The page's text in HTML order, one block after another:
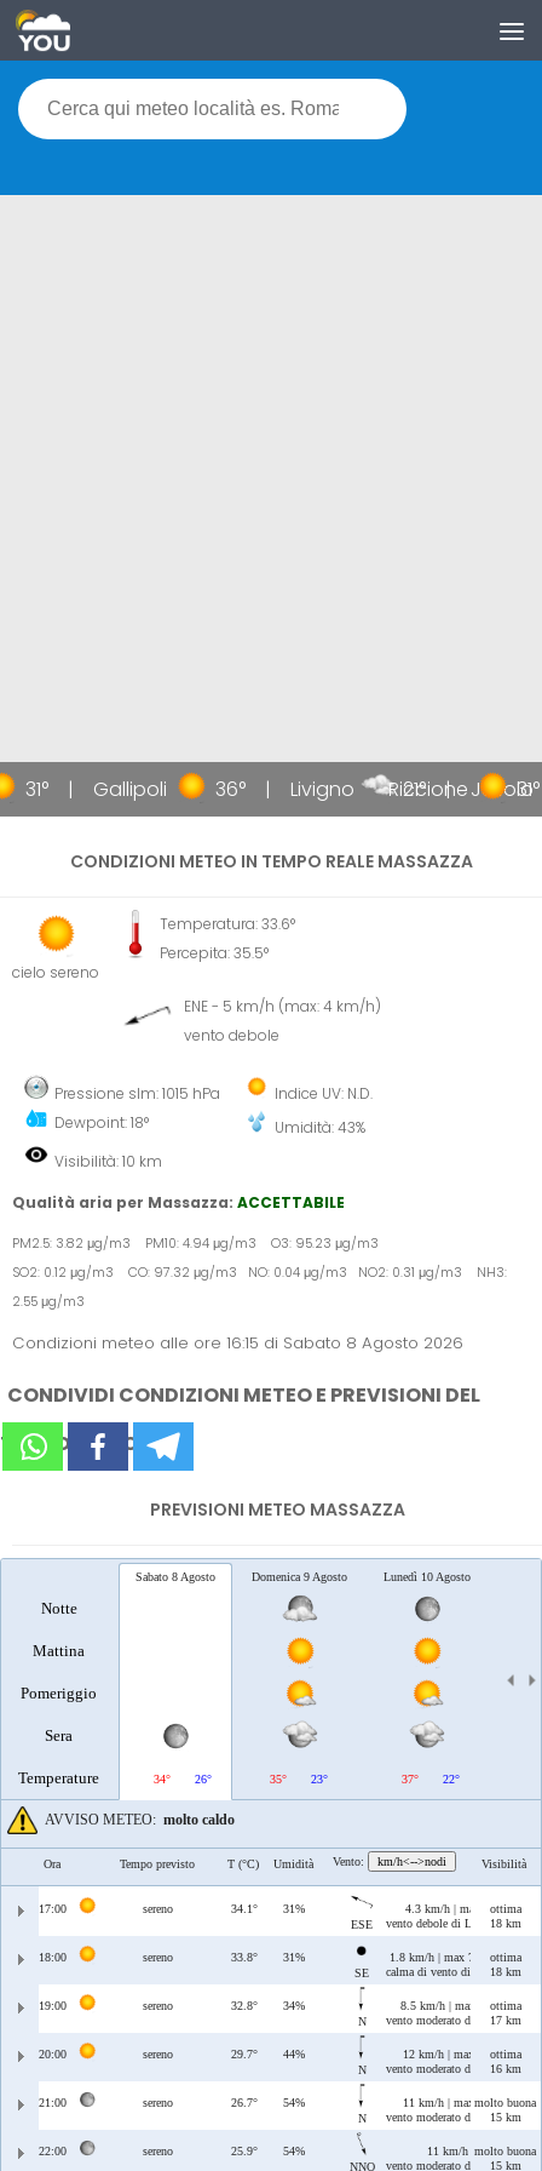
31° Gallipoli 36° Livigno 21° Jesolo
Riccione 31°
CONDIZIONI METEO IN TEMPO REALE MASSAZZA
cielo sereno
Temperatura: 33.6°
Percepita: 35.5°
ENE - 5 km/h (max: 4 km/h)
vento debole
Pressione slm: 1015 hPa
Dewpoint: 18°
Indice UV: N.D.
Umidità: 43%
Visibilità: 10 km
Qualità aria per Massazza: ACCETTABILE
PM2.5: 3.82 μg/m3 PM10: 4.94 μg/m3 O3: 95.23 μg/m3
SO2: 0.12 μg/m3 CO: 97.32 μg/m3 NO: 0.04 μg/m3 NO2: 0.31 μg/m3 NH3:
2.55 μg/m3
Condizioni meteo alle ore 16:15 di Sabato 8 Agosto 2026
CONDIVIDI CONDIZIONI METEO E PREVISIONI DEL
TEMPO SUI SOCIAL
PREVISIONI METEO MASSAZZA
Notte
Mattina
Pomeriggio
Sera
Temperature
Sabato 8 Agosto
34° 26°
Domenica 9 Agosto
35° 23°
Lunedì 10 Agosto
37° 22°
AVVISO METEO: molto caldo
Ora Tempo previsto T (°C) Umidità Vento: km/h<-->nodi Visibilità
17:00 sereno 34.1°
31%
ESE
4.3 km/h | max 6.1 km/h
vento debole di Levante/
ottima
18 km
18:00 sereno 33.8°
31%
SE
1.8 km/h | max 7.6 km/h
calma di vento di Scirocco
ottima
18 km
19:00 sereno 32.8°
34%
N
8.5 km/h | max 10 km/h
vento moderato di Tramontana
ottima
17 km
20:00 sereno 29.7°
44%
N
12 km/h | max 21 km/h
vento moderato di Tramontana
ottima
16 km
21:00 sereno 26.7°
54%
N
11 km/h | max 23 km/h
vento moderato di Tramontana
molto buona
15 km
22:00 sereno 25.9°
54%
NNO
11 km/h | max 22 km/
vento moderato di Maestrale/
molto buona
15 km